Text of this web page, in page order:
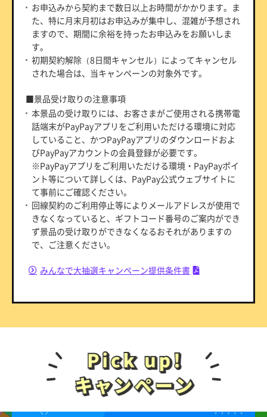
お申込みから契約まで数日以上お時間がかかります。ま
た、特に月末月初はお申込みが集中し、混雑が予想され
ますので、期間に余裕を持ったお申込みをお願いしま
す。
初期契約解除（8日間キャンセル）によってキャンセル
された場合は、当キャンペーンの対象外です。
■景品受け取りの注意事項
本景品の受け取りには、お客さまがご使用される携帯電
話端末がPayPayアプリをご利用いただける環境に対応
していること、かつPayPayアプリのダウンロードおよ
びPayPayアカウントの会員登録が必要です。
※PayPayアプリをご利用いただける環境・PayPayポイ
ント等について詳しくは、PayPay公式ウェブサイトに
て事前にご確認ください。
回線契約のご利用停止等によりメールアドレスが使用で
きなくなっていると、ギフトコード番号のご案内ができ
ず景品の受け取りができなくなるおそれがありますの
で、ご注意ください。
みんなで大抽選キャンペーン提供条件書